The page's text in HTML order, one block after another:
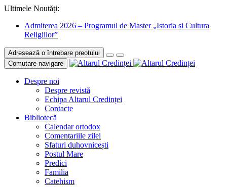
Ultimele Noutăți:
Admiterea 2026 – Programul de Master „Istoria și Cultura
Religiilor”
Adresează o întrebare preotului
Comutare navigare
Despre noi
Despre revistă
Echipa Altarul Credinței
Contacte
Bibliotecă
Calendar ortodox
Comentariile zilei
Sfaturi duhovnicești
Postul Mare
Predici
Familia
Catehism